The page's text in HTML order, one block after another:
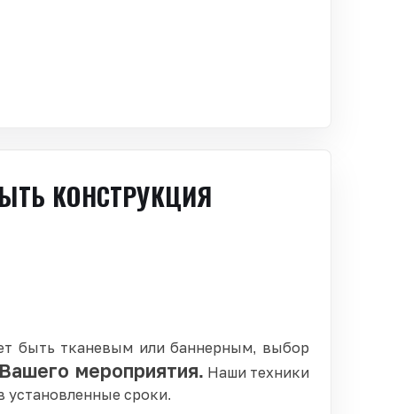
КОНСТРУКЦИЯ
быть тканевым или баннерным, выбор
мероприятия. Наши техники
установленные сроки.